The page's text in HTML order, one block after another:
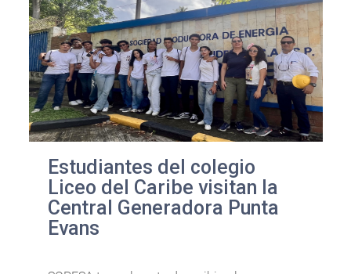
Estudiantes del colegio
Liceo del Caribe visitan la
Central Generadora Punta
Evans